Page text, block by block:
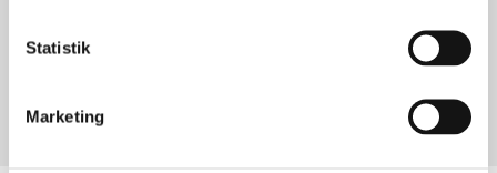
Statistik
Marketing
Fra